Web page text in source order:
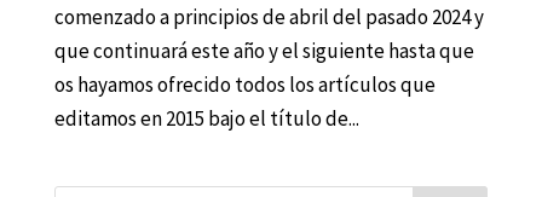
comenzado a principios de abril del pasado 2024 y
que continuará este año y el siguiente hasta que
os hayamos ofrecido todos los artículos que
editamos en 2015 bajo el título de...